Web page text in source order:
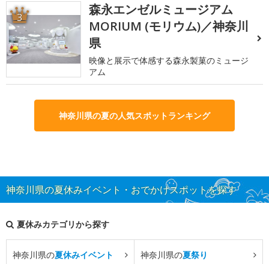
3
森永エンゼルミュージアム
MORIUM (モリウム)／神奈川
県
映像と展示で体感する森永製菓のミュージ
アム
神奈川県の夏の人気スポットランキング
神奈川県の夏休みイベント・おでかけスポットを探す
夏休みカテゴリから探す
神奈川県の夏休みイベント 神奈川県の夏祭り